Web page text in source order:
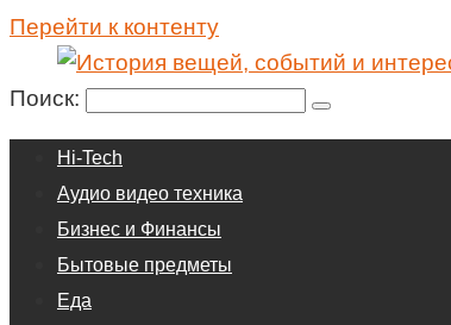
Перейти к контенту
Поиск:
Hi-Tech
Аудио видео техника
Бизнес и Финансы
Бытовые предметы
Еда